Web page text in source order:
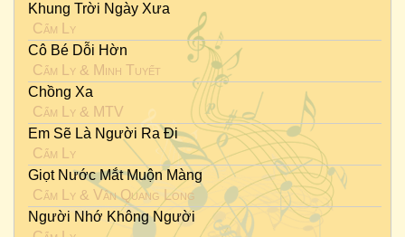
Khung Trời Ngày Xưa
Cẩm Ly
Cô Bé Dỗi Hờn
Cẩm Ly & Minh Tuyết
Chồng Xa
Cẩm Ly & MTV
Em Sẽ Là Người Ra Đi
Cẩm Ly
Giọt Nước Mắt Muộn Màng
Cẩm Ly & Vân Quang Long
Người Nhớ Không Người